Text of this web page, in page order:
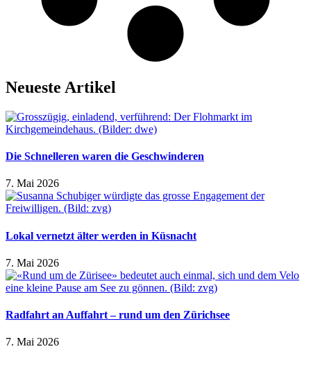
Neueste Artikel
Die Schnelleren waren die Geschwinderen
7. Mai 2026
Lokal vernetzt älter werden in Küsnacht
7. Mai 2026
Radfahrt an Auffahrt – rund um den Zürichsee
7. Mai 2026